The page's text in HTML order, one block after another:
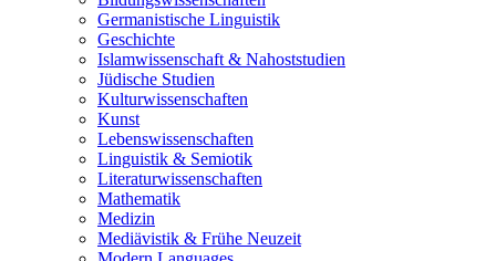
Germanistische Linguistik
Geschichte
Islamwissenschaft & Nahoststudien
Jüdische Studien
Kulturwissenschaften
Kunst
Lebenswissenschaften
Linguistik & Semiotik
Literaturwissenschaften
Mathematik
Medizin
Mediävistik & Frühe Neuzeit